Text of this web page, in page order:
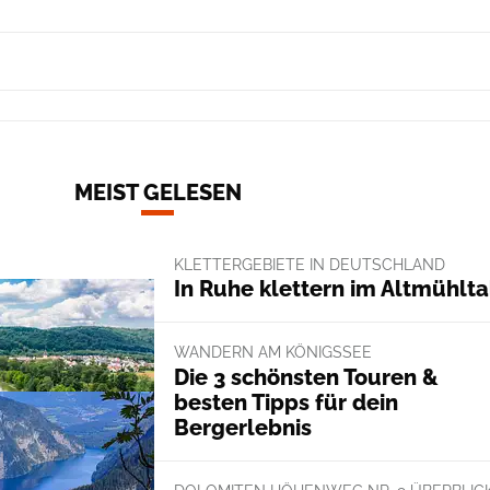
MEIST GELESEN
KLETTERGEBIETE IN DEUTSCHLAND
In Ruhe klettern im
WANDERN AM KÖNIGSSEE
Die 3 schönsten Touren &
besten Tipps für dein
Bergerlebnis